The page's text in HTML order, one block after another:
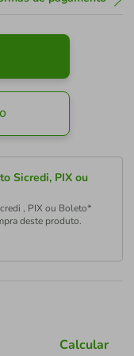
Sicredi, PIX ou
, PIX ou Boleto*
deste produto.
Calcular